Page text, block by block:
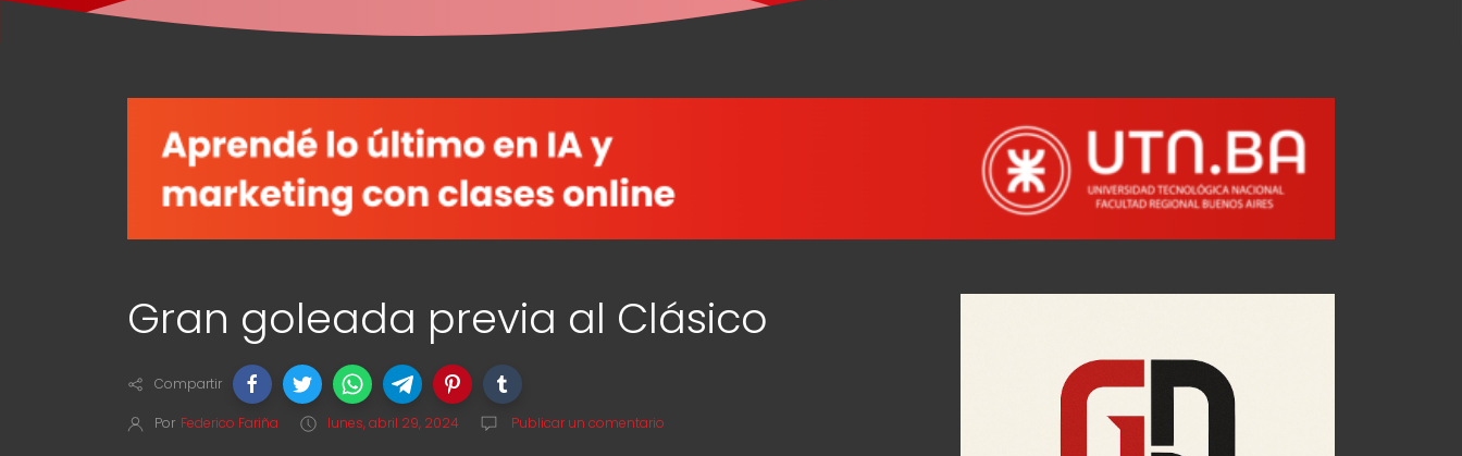
Gran goleada previa al Clásico
Compartir
Por Federico Fariña lunes, abril 29, 2024 Publicar un comentario